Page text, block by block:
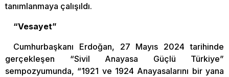
tanımlanmaya çalışıldı.
“Vesayet”
Cumhurbaşkanı Erdoğan, 27 Mayıs 2024 tarihinde
gerçekleşen “Sivil Anayasa Güçlü Türkiye”
sempozyumunda, “1921 ve 1924 Anayasalarını bir yana